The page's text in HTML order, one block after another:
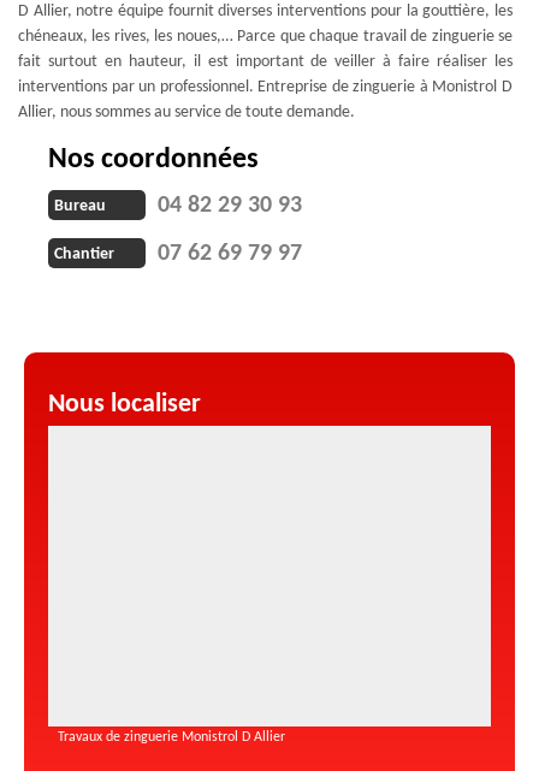
D Allier, notre équipe fournit diverses interventions pour la gouttière, les
chéneaux, les rives, les noues,… Parce que chaque travail de zinguerie se
fait surtout en hauteur, il est important de veiller à faire réaliser les
interventions par un professionnel. Entreprise de zinguerie à Monistrol D
Allier, nous sommes au service de toute demande.
Nos coordonnées
Bureau 04 82 29 30 93
Chantier 07 62 69 79 97
Nous localiser
Travaux de zinguerie Monistrol D Allier